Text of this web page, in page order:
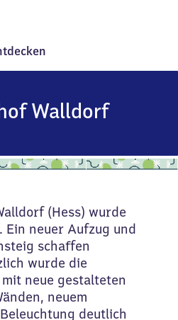
Walldorf
(Hess) wurde
neuer Aufzug und
schaffen
wurde die
neue gestalteten
neuem
deutlich